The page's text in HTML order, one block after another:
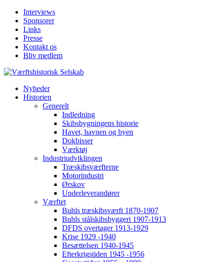
Interviews
Sponsorer
Links
Presse
Kontakt os
Bliv medlem
Nyheder
Historien
Generelt
Indledning
Skibsbygningens historie
Havet, havnen og byen
Dokbisser
Værktøj
Industriudviklingen
Træskibsværfterne
Motorindustri
Ørskov
Underleverandører
Værftet
Buhls træskibsværft 1870-1907
Buhls stålskibsbyggeri 1907-1913
DFDS overtager 1913-1929
Krise 1929 -1940
Besættelsen 1940-1945
Efterkrigstiden 1945 -1956